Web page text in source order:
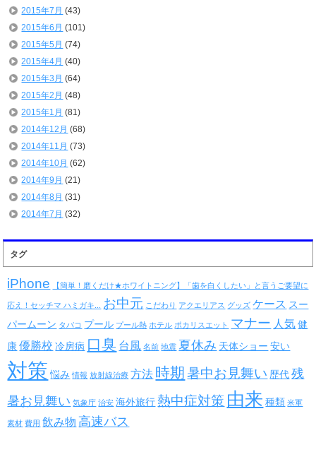
2015年7月 (43)
2015年6月 (101)
2015年5月 (74)
2015年4月 (40)
2015年3月 (64)
2015年2月 (48)
2015年1月 (81)
2014年12月 (68)
2014年11月 (73)
2014年10月 (62)
2014年9月 (21)
2014年8月 (31)
2014年7月 (32)
タグ
iPhone 【簡単！磨くだけ★ホワイトニング】「歯を白くしたい」と言うご要望に
応え！セッチマ ハミガキ... お中元 こだわり アクエリアス グッズ ケース スー
パームーン タバコ プール プール熱 ホテル ポカリスエット マナー 人気 健
康 優勝校 冷房病 口臭 台風 名前 地震 夏休み 天体ショー 安い
対策 悩み 情報 放射線治療 方法 時期 暑中お見舞い 歴代 残
暑お見舞い 気象庁 治安 海外旅行 熱中症対策 由来 種類 米軍
素材 費用 飲み物 高速バス